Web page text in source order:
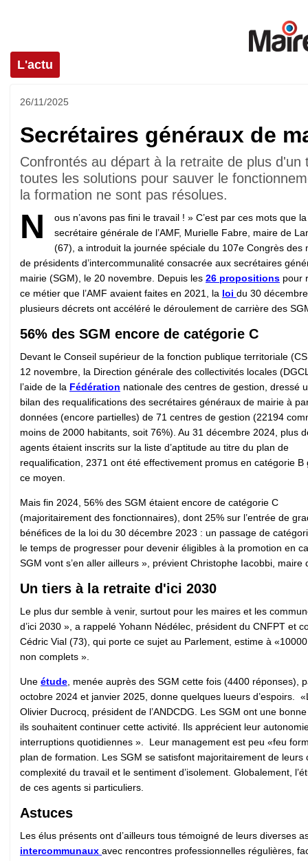
L'actu
26/11/2025
Secrétaires généraux de
Confrontés au départ à la retraite de plus
toutes les solutions pour sauver le
la formation ne sont pas résolues.
N
ous n’avons pas fini le travail ! » C’est par ces mots que la
secrétaire générale de l’AMF, Murielle Fabre, maire de
(67), a introduit la journée spéciale du 107e Congrès des
de présidents d’intercommunalité consacrée aux secrétaires
mairie (SGM), le 20 novembre. Depuis les 26 propositions pour
ce métier que l’AMF avaient faites en 2021, la loi du 30
plusieurs décrets ont accéléré le déroulement de carrière des
56% des SGM encore de catégorie C
Devant le Conseil supérieur de la fonction publique territoriale
12 novembre, la Direction générale des collectivités locales
l’aide de la Fédération nationale des centres de gestion, dressé
bilan des requalifications des secrétaires généraux de mairie à
données (encore partielles) de 71 centres de gestion (22194
moins de 2000 habitants, soit 76%). Au 31 décembre 2024, plus
agents étaient inscrits sur la liste d’aptitude au titre du plan de
requalification, 2371 ont été effectivement promus en catégorie B
ce moyen.
Mais fin 2024, 56% des SGM étaient encore de catégorie C
(majoritairement des fonctionnaires), dont 25% sur l’entrée de
bénéfices de la loi du 30 décembre 2023 : un passage de
le temps de progresser pour devenir éligibles à la promotion en
SGM vont s’en aller ailleurs », prévient Christophe Iacobbi,
Un tiers à la retraite d'ici 2030
Le plus dur semble à venir, surtout pour les maires et les
d’ici 2030 », a rappelé Yohann Nédélec, président du CNFPT et
Cédric Vial (73), qui porte ce sujet au Parlement, estime à
non complets ».
Une étude , menée auprès des SGM cette fois (4400 réponses),
octobre 2024 et janvier 2025, donne quelques lueurs d’espoirs.
Olivier Ducrocq, président de l’ANDCDG. Les SGM ont une
ils souhaitent continuer cette activité. Ils apprécient leur
interruptions quotidiennes ». Leur management est peu «feu
plan de formation. Les SGM se satisfont majoritairement de
complexité du travail et le sentiment d’isolement. Globalement,
de ces agents si particuliers.
Astuces
Les élus présents ont d’ailleurs tous témoigné de leurs diverses
intercommunaux avec rencontres professionnelles régulières,